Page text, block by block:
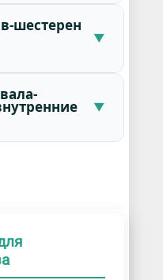
шестерен